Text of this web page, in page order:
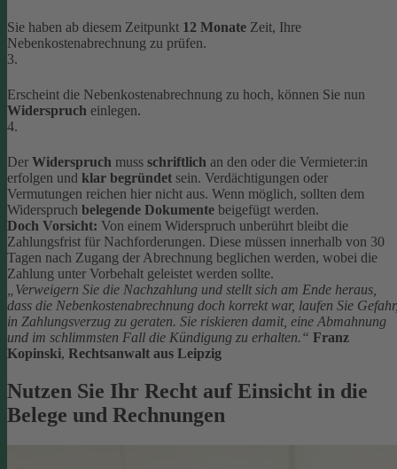
Sie haben ab diesem Zeitpunkt 12 Monate Zeit, Ihre
Nebenkostenabrechnung zu prüfen.
3.
Erscheint die Nebenkostenabrechnung zu hoch, können Sie nun
Widerspruch einlegen.
4.
Der Widerspruch muss schriftlich an den oder die Vermieter:in
erfolgen und klar begründet sein. Verdächtigungen oder
Vermutungen reichen hier nicht aus. Wenn möglich, sollten dem
Widerspruch belegende Dokumente beigefügt werden.
Doch Vorsicht: Von einem Widerspruch unberührt bleibt die
Zahlungsfrist für Nachforderungen. Diese müssen innerhalb von 30
Tagen nach Zugang der Abrechnung beglichen werden, wobei die
Zahlung unter Vorbehalt geleistet werden sollte.
„Verweigern Sie die Nachzahlung und stellt sich am Ende heraus,
dass die Nebenkostenabrechnung doch korrekt war, laufen Sie
in Zahlungsverzug zu geraten. Sie riskieren damit, eine Abmahnung
und im schlimmsten Fall die Kündigung zu erhalten.“ Franz
Kopinski, Rechtsanwalt aus Leipzig
Nutzen Sie Ihr Recht auf Einsicht in die
Belege und Rechnungen